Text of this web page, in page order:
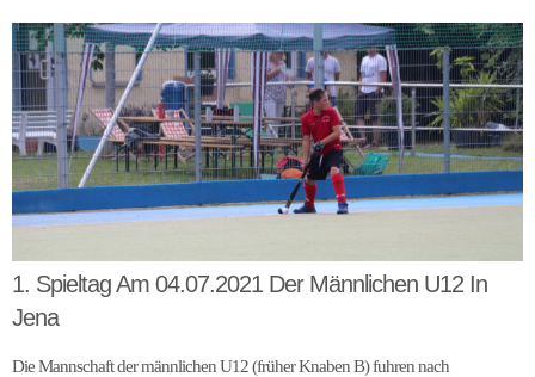
1. Spieltag Am 04.07.2021 Der Männlichen U12 In
Jena
Die Mannschaft der männlichen U12 (früher Knaben B) fuhren nach